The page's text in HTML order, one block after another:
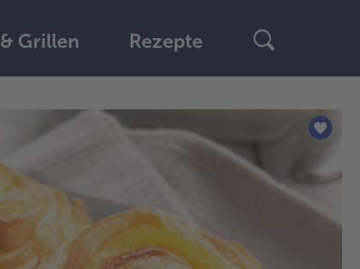
Grillen Rezepte